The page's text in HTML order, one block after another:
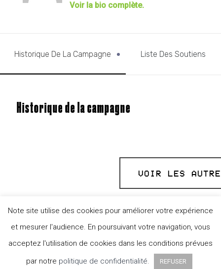
Voir la bio complète.
Historique De La Campagne Liste Des Soutiens
Historique de la campagne
VOIR LES
Note site utilise des cookies pour améliorer votre expérience
et mesurer l'audience. En poursuivant votre navigation, vous
acceptez l'utilisation de cookies dans les conditions prévues
par notre politique de confidentialité. REFUSER